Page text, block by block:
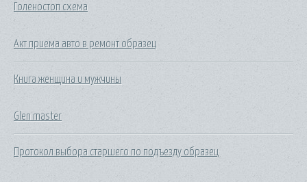
Голеностоп схема
Акт приема авто в ремонт образец
Книга женщина и мужчины
Glen master
Протокол выбора старшего по подъезду образец